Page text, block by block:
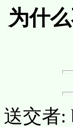
为什
送交者: